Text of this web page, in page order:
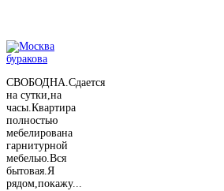
СВОБОДНА.Сдается
на сутки,на
часы.Квартира
полностью
мебелирована
гарнитурной
мебелью.Вся
бытовая.Я
рядом,покажу...